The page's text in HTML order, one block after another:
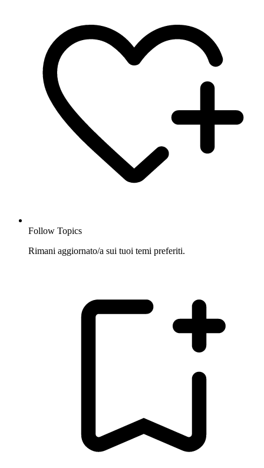
Follow Topics
Rimani aggiornato/a sui tuoi temi preferiti.